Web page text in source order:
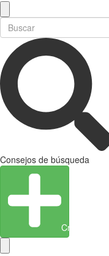
Consejos de búsqueda
Crear entidad